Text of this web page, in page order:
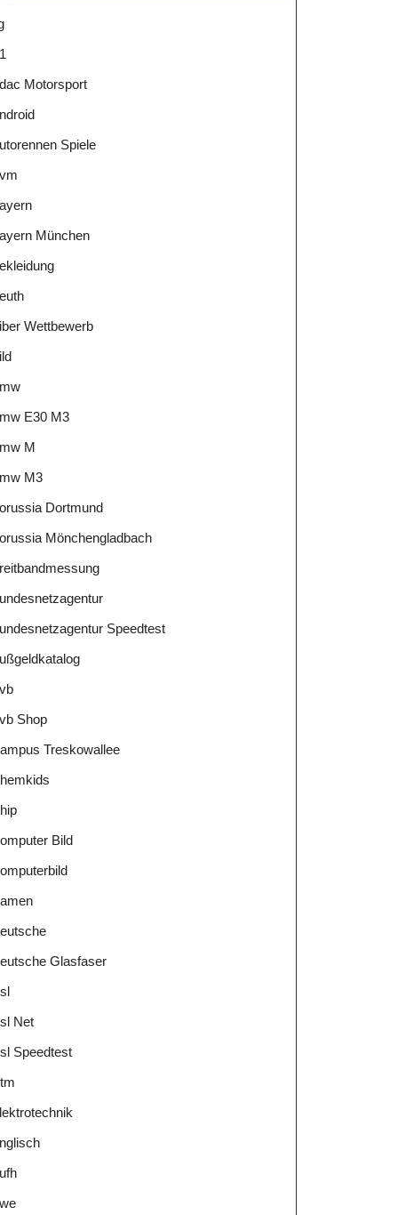
Motorsport
Spiele
München
Wettbewerb
E30 M3
M
M3
Dortmund
Mönchengladbach
Speedtest
Shop
Treskowallee
Bild
Glasfaser
Net
Speedtest